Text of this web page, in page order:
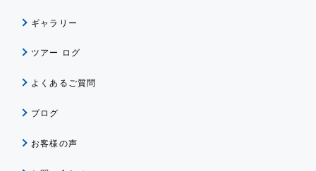
ギャラリー
ツアー ログ
よくあるご質問
ブログ
お客様の声